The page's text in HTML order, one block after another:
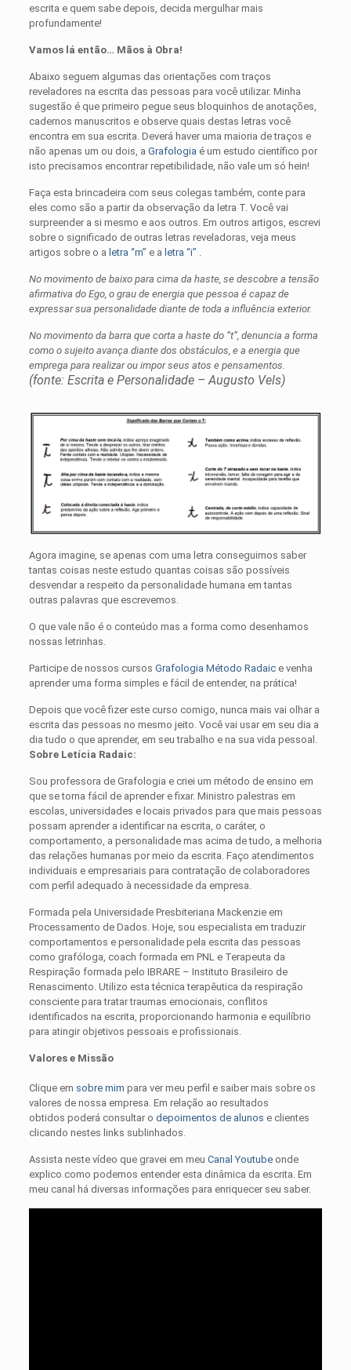
escrita e quem sabe depois, decida mergulhar mais
profundamente!
Vamos lá então… Mãos à Obra!
Abaixo seguem algumas das orientações com traços
reveladores na escrita das pessoas para você utilizar. Minha
sugestão é que primeiro pegue seus bloquinhos de anotações,
cadernos manuscritos e observe quais destas letras você
encontra em sua escrita. Deverá haver uma maioria de traços e
não apenas um ou dois, a Grafologia é um estudo científico por
isto precisamos encontrar repetibilidade, não vale um só hein!
Faça esta brincadeira com seus colegas também, conte para
eles como são a partir da observação da letra T. Você vai
surpreender a si mesmo e aos outros. Em outros artigos, escrevi
sobre o significado de outras letras reveladoras, veja meus
artigos sobre o a letra “m” e a letra “i” .
No movimento de baixo para cima da haste, se descobre a tensão
afirmativa do Ego, o grau de energia que pessoa é capaz de
expressar sua personalidade diante de toda a influência exterior.
No movimento da barra que corta a haste do “t”, denuncia a forma
como o sujeito avança diante dos obstáculos, e a energia que
emprega para realizar ou impor seus atos e pensamentos.
(fonte: Escrita e Personalidade – Augusto Vels)
Agora imagine, se apenas com uma letra conseguimos saber
tantas coisas neste estudo quantas coisas são possíveis
desvendar a respeito da personalidade humana em tantas
outras palavras que escrevemos.
O que vale não é o conteúdo mas a forma como desenhamos
nossas letrinhas.
Participe de nossos cursos Grafologia Método Radaice venha
aprender uma forma simples e fácil de entender, na prática!
Depois que você fizer este curso comigo, nunca mais vai olhar a
escrita das pessoas no mesmo jeito. Você vai usar em seu dia a
dia tudo o que aprender, em seu trabalho e na sua vida pessoal.
Sobre Letícia Radaic:
Sou professora de Grafologia e criei um método de ensino em
que se torna fácil de aprender e fixar. Ministro palestras em
escolas, universidades e locais privados para que mais pessoas
possam aprender a identificar na escrita, o caráter, o
comportamento, a personalidade mas acima de tudo, a melhoria
das relações humanas por meio da escrita. Faço atendimentos
individuais e empresariais para contratação de colaboradores
com perfil adequado à necessidade da empresa.
Formada pela Universidade Presbiteriana Mackenzie em
Processamento de Dados. Hoje, sou especialista em traduzir
comportamentos e personalidade pela escrita das pessoas
como grafóloga, coach formada em PNL e Terapeuta da
Respiração formada pelo IBRARE – Instituto Brasileiro de
Renascimento. Utilizo esta técnica terapêutica da respiração
consciente para tratar traumas emocionais, conflitos
identificados na escrita, proporcionando harmonia e equilíbrio
para atingir objetivos pessoais e profissionais.
Valores e Missão
Clique em sobre mim para ver meu perfil e saiber mais sobre os
valores de nossa empresa. Em relação ao resultados
obtidos poderá consultar o depoimentos de alunos e clientes
clicando nestes links sublinhados.
Assista neste vídeo que gravei em meu Canal Youtubeonde
explico como podemos entender esta dinâmica da escrita. Em
meu canal há diversas informações para enriquecer seu saber.